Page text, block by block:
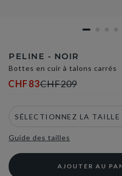
PELINE - NOIR
Bottes en cuir à talons carrés
CHF83CHF209
Guide des tailles
AJOUTER AU